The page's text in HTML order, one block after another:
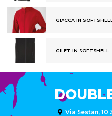
GIACCA IN SOFTSHELL
GILET IN SOFTSHELL
Via Sestan, 10